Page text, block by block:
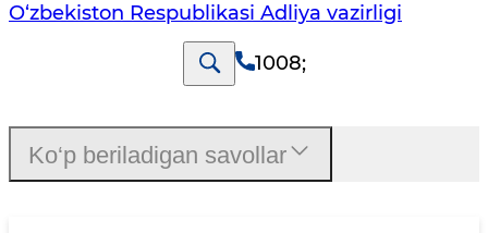
O‘zbekiston Respublikasi Adliya vazirligi
1008;
Ko‘p beriladigan savollar